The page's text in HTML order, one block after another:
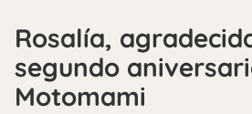
Rosalía,
segundo
Motomami